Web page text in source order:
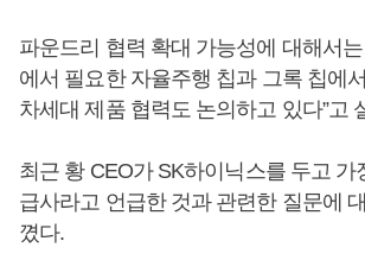
파운드리 협력 확대 가능성에 대해서
에서 필요한 자율주행 칩과 그록 칩에
차세대 제품 협력도 논의하고 있다”고
최근 황 CEO가 SK하이닉스를 두고 가
급사라고 언급한 것과 관련한 질문에
꼈다.